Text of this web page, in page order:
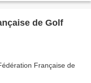
de Golf